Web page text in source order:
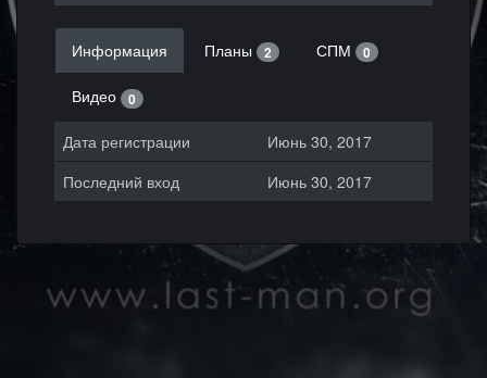
Информация Планы 2 СПМ 0
Видео 0
Дата регистрации
Июнь 30, 2017
Последний вход
Июнь 30, 2017